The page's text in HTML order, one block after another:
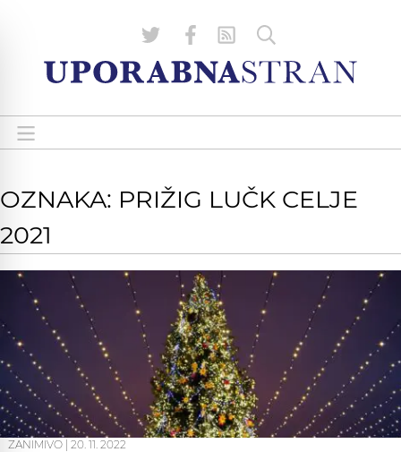
OZNAKA: PRIŽIG LUČK CELJE
2021
ZANIMIVO 20. 11. 2022